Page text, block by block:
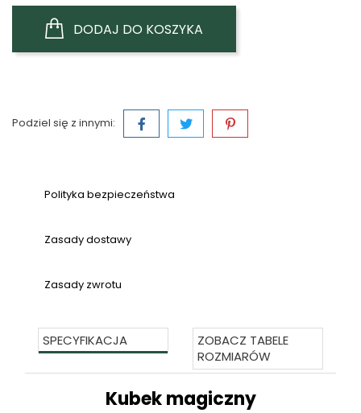
DODAJ DO KOSZYKA
Podziel się z innymi:
Polityka bezpieczeństwa
Zasady dostawy
Zasady zwrotu
SPECYFIKACJA
ZOBACZ TABELE
ROZMIARÓW
Kubek magiczny